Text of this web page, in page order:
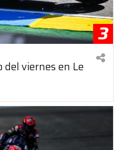
3
viernes en Le